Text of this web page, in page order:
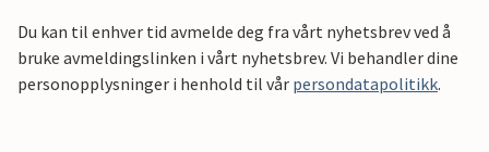
Du kan til enhver tid avmelde deg fra vårt nyhetsbrev ved å
bruke avmeldingslinken i vårt nyhetsbrev. Vi behandler dine
personopplysninger i henhold til vår persondatapolitikk.